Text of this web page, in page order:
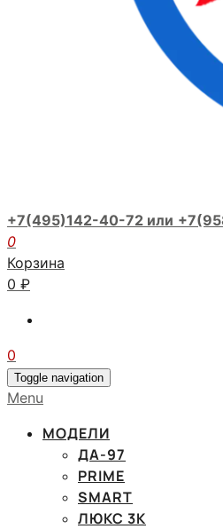
+7(495)142-40-72 или
0
Корзина
0 ₽
0
Toggle navigation
Menu
МОДЕЛИ
ДА-97
PRIME
SMART
ЛЮКС 3К